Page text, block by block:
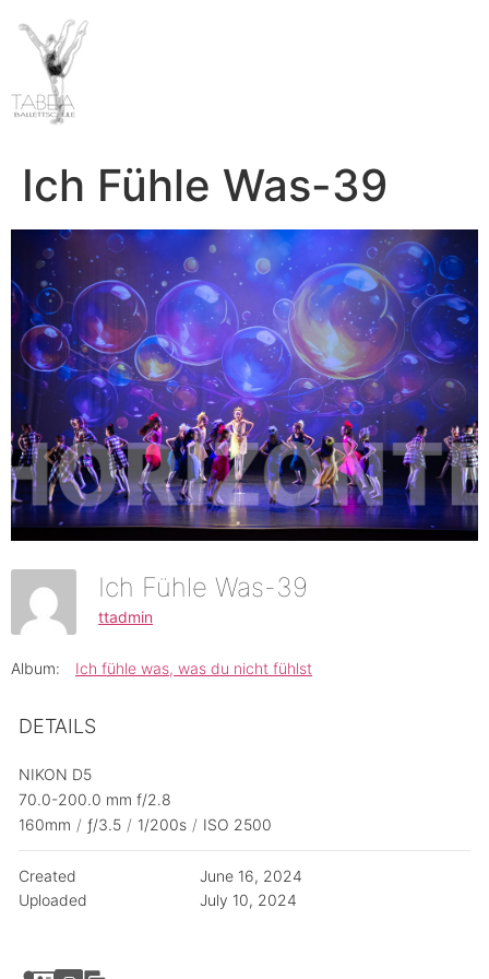
Ich Fühle Was-39
Ich Fühle Was-39
ttadmin
Album: Ich fühle was, was du nicht fühlst
DETAILS
NIKON D5
70.0-200.0 mm f/2.8
160mm / ƒ/3.5 / 1/200s / ISO 2500
Created
June 16, 2024
Uploaded
July 10, 2024